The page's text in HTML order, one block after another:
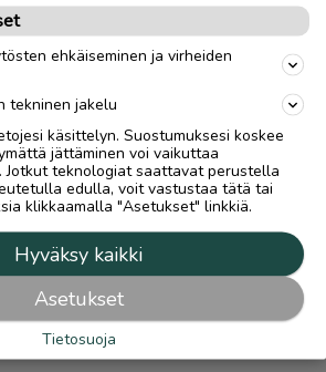
ehkäiseminen ja virheiden
tekninen jakelu
käsittelyn. Suostumuksesi koskee
jättäminen voi vaikuttaa
Jotkut teknologiat saattavat perustella
edulla, voit vastustaa tätä tai
klikkaamalla "Asetukset" linkkiä.
Hyväksy kaikki
Asetukset
Tietosuoja